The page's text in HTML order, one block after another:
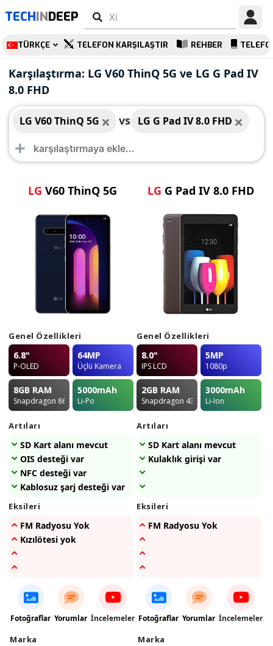
TECHINDEEP
TÜRKÇE TELEFON KARŞILAŞTIR REHBER
Karşılaştırma: LG V60 ThinQ 5G ve LG G Pad IV
8.0 FHD
LG V60 ThinQ 5G vs LG G Pad IV 8.0 FHD
LG V60 ThinQ 5G
LG V60 ThinQ 5G
Genel Özellikleri
6.8"
P-OLED
64MP
Üçlü Kamera
8GB RAM
Snapdragon 865
5000mAh
Li-Po
Artıları
SD Kart alanı mevcut
OIS desteği var
NFC desteği var
Kablosuz şarj desteği var
Eksileri
FM Radyosu Yok
Kızılötesi yok
Fotoğraflar Yorumlar İncelemeler
Marka
LG G Pad IV 8.0 FHD
LG G Pad IV 8.0 FHD
Genel Özellikleri
8.0"
IPS LCD
5MP
1080p
2GB RAM
Snapdragon 435
3000mAh
Li-Ion
Artıları
SD Kart alanı mevcut
Kulaklık girişi var
Eksileri
FM Radyosu Yok
Fotoğraflar Yorumlar İncelemeler
Marka